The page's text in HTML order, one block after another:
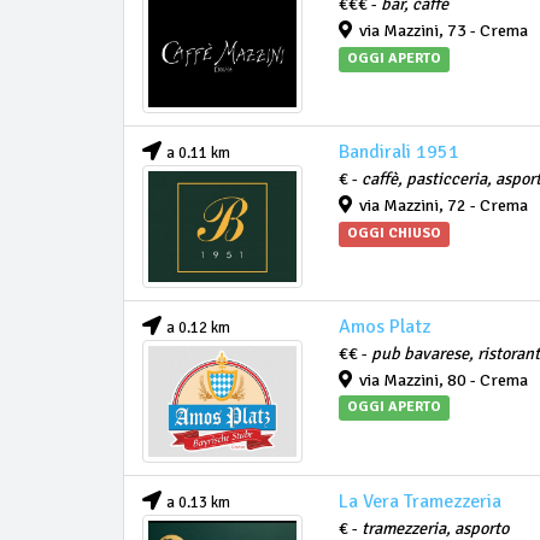
via Mazzini, 73 - Crema
OGGI APERTO
a 0.11 km Bandirali 1951
€ - caffè, pasticceria,
via Mazzini, 72 - Crema
OGGI CHIUSO
a 0.12 km Amos Platz
€€ - pub bavarese,
via Mazzini, 80 - Crema
OGGI APERTO
a 0.13 km La Vera Tramezzeria
€ - tramezzeria, asporto